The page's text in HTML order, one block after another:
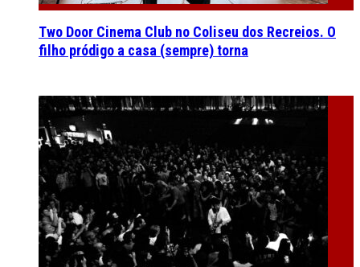
Two Door Cinema Club no Coliseu dos Recreios. O
filho pródigo a casa (sempre) torna